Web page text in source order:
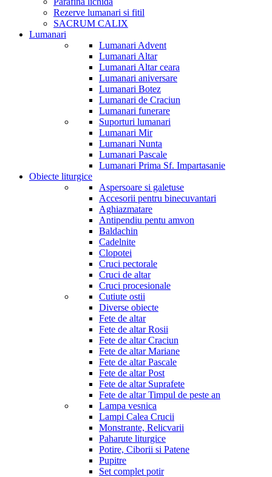
Rezerve lumanari si fitil
SACRUM CALIX
Lumanari
Lumanari Advent
Lumanari Altar
Lumanari Altar ceara
Lumanari aniversare
Lumanari Botez
Lumanari de Craciun
Lumanari funerare
Suporturi lumanari
Lumanari Mir
Lumanari Nunta
Lumanari Pascale
Lumanari Prima Sf. Impartasanie
Obiecte liturgice
Aspersoare si galetuse
Accesorii pentru binecuvantari
Aghiazmatare
Antipendiu pentu amvon
Baldachin
Cadelnite
Clopotei
Cruci pectorale
Cruci de altar
Cruci procesionale
Cutiute ostii
Diverse obiecte
Fete de altar
Fete de altar Rosii
Fete de altar Craciun
Fete de altar Mariane
Fete de altar Pascale
Fete de altar Post
Fete de altar Suprafete
Fete de altar Timpul de peste an
Lampa vesnica
Lampi Calea Crucii
Monstrante, Relicvarii
Paharute liturgice
Potire, Ciborii si Patene
Pupitre
Set complet potir